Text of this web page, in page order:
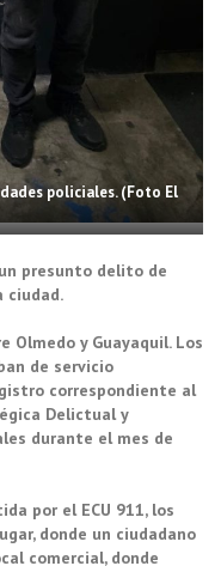
policiales. (Foto El
presunto delito de
ciudad.
Olmedo y Guayaquil. Los
de servicio
correspondiente al
Delictual y
durante el mes de
por el ECU 911, los
donde un ciudadano
comercial, donde